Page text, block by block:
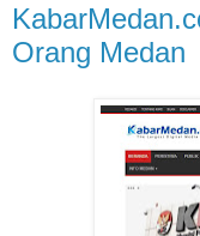
Orang Medan